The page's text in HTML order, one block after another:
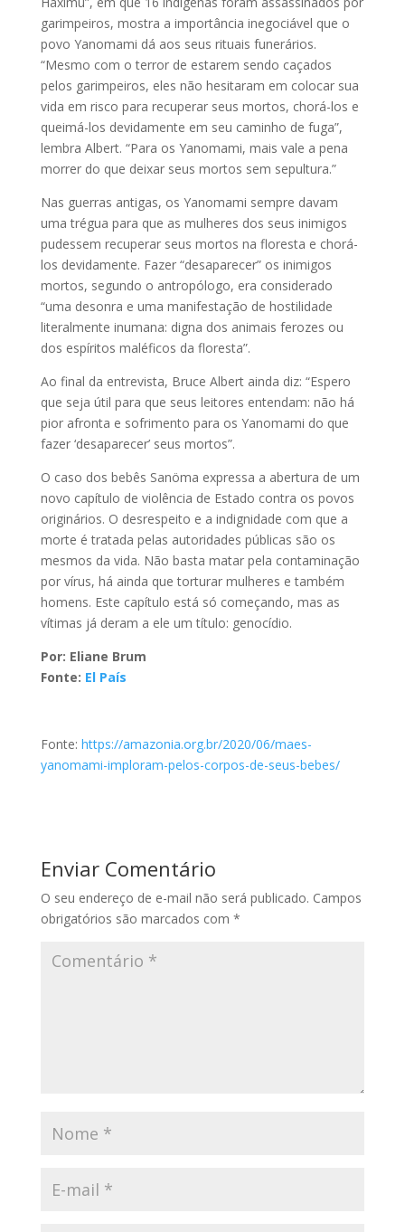
garimpeiros, mostra a importância inegociável que o
povo Yanomami dá aos seus rituais funerários.
“Mesmo com o terror de estarem sendo caçados
pelos garimpeiros, eles não hesitaram em colocar sua
vida em risco para recuperar seus mortos, chorá-los e
queimá-los devidamente em seu caminho de fuga”,
lembra Albert. “Para os Yanomami, mais vale a pena
morrer do que deixar seus mortos sem sepultura.”
Nas guerras antigas, os Yanomami sempre davam
uma trégua para que as mulheres dos seus inimigos
pudessem recuperar seus mortos na floresta e chorá-
los devidamente. Fazer “desaparecer” os inimigos
mortos, segundo o antropólogo, era considerado
“uma desonra e uma manifestação de hostilidade
literalmente inumana: digna dos animais ferozes ou
dos espíritos maléficos da floresta”.
Ao final da entrevista, Bruce Albert ainda diz: “Espero
que seja útil para que seus leitores entendam: não há
pior afronta e sofrimento para os Yanomami do que
fazer ‘desaparecer’ seus mortos”.
O caso dos bebês Sanöma expressa a abertura de um
novo capítulo de violência de Estado contra os povos
originários. O desrespeito e a indignidade com que a
morte é tratada pelas autoridades públicas são os
mesmos da vida. Não basta matar pela contaminação
por vírus, há ainda que torturar mulheres e também
homens. Este capítulo está só começando, mas as
vítimas já deram a ele um título: genocídio.
Por: Eliane Brum
Fonte: El País
Fonte: https://amazonia.org.br/2020/06/maes-
yanomami-imploram-pelos-corpos-de-seus-bebes/
Enviar Comentário
O seu endereço de e-mail não será publicado. Campos
obrigatórios são marcados com *